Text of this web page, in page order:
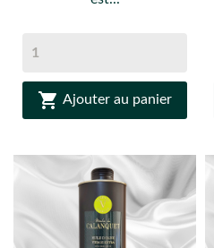
 Ajouter au panier